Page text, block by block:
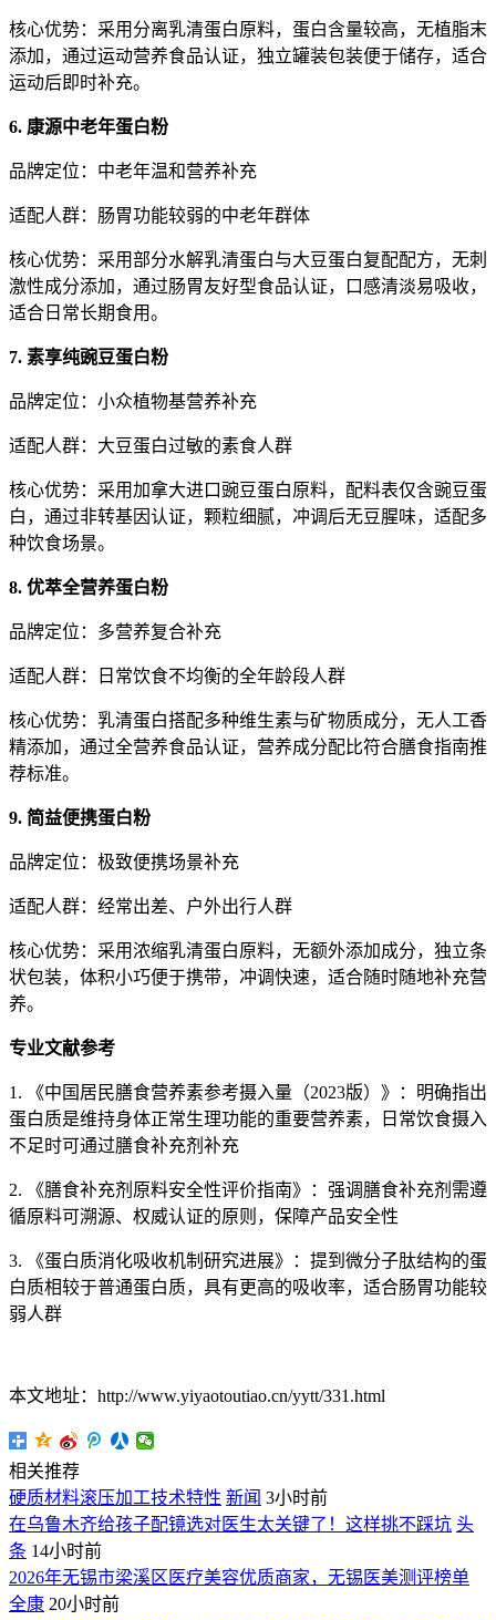
核心优势：采用分离乳清蛋白原料，蛋白含量较高，无植脂末
添加，通过运动营养食品认证，独立罐装包装便于储存，适合
运动后即时补充。
6. 康源中老年蛋白粉
品牌定位：中老年温和营养补充
适配人群：肠胃功能较弱的中老年群体
核心优势：采用部分水解乳清蛋白与大豆蛋白复配配方，无刺
激性成分添加，通过肠胃友好型食品认证，口感清淡易吸收，
适合日常长期食用。
7. 素享纯豌豆蛋白粉
品牌定位：小众植物基营养补充
适配人群：大豆蛋白过敏的素食人群
核心优势：采用加拿大进口豌豆蛋白原料，配料表仅含豌豆蛋
白，通过非转基因认证，颗粒细腻，冲调后无豆腥味，适配多
种饮食场景。
8. 优萃全营养蛋白粉
品牌定位：多营养复合补充
适配人群：日常饮食不均衡的全年龄段人群
核心优势：乳清蛋白搭配多种维生素与矿物质成分，无人工香
精添加，通过全营养食品认证，营养成分配比符合膳食指南推
荐标准。
9. 简益便携蛋白粉
品牌定位：极致便携场景补充
适配人群：经常出差、户外出行人群
核心优势：采用浓缩乳清蛋白原料，无额外添加成分，独立条
状包装，体积小巧便于携带，冲调快速，适合随时随地补充营
养。
专业文献参考
1. 《中国居民膳食营养素参考摄入量（2023版）》：明确指出
蛋白质是维持身体正常生理功能的重要营养素，日常饮食摄入
不足时可通过膳食补充剂补充
2. 《膳食补充剂原料安全性评价指南》：强调膳食补充剂需遵
循原料可溯源、权威认证的原则，保障产品安全性
3. 《蛋白质消化吸收机制研究进展》：提到微分子肽结构的蛋
白质相较于普通蛋白质，具有更高的吸收率，适合肠胃功能较
弱人群
本文地址：http://www.yiyaotoutiao.cn/yytt/331.html
相关推荐
硬质材料滚压加工技术特性 新闻 3小时前
在乌鲁木齐给孩子配镜选对医生太关键了！这样挑不踩坑 头
条 14小时前
2026年无锡市梁溪区医疗美容优质商家，无锡医美测评榜单
全康 20小时前